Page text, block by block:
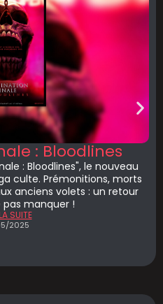
: Bloodlines
: Bloodlines", le nouveau
culte. Prémonitions, morts
anciens volets : un retour
manquer !
SUITE
2025